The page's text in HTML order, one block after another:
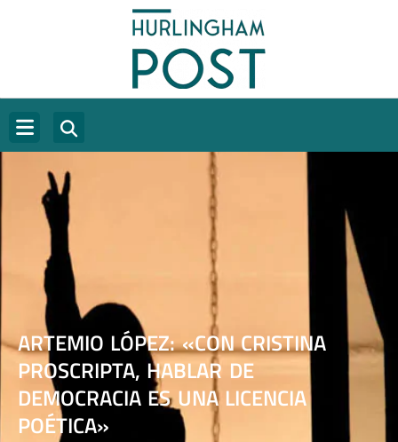
ARTEMIO LÓPEZ: «CON CRISTINA
PROSCRIPTA, HABLAR DE
DEMOCRACIA ES UNA LICENCIA
POÉTICA»